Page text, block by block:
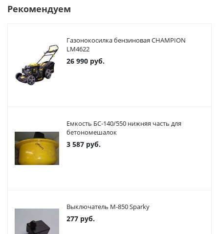
Рекомендуем
Газонокосилка бензиновая CHAMPION
LM4622
26 990 руб.
Емкость БС-140/550 нижняя часть для
бетономешалок
3 587 руб.
Выключатель М-850 Sparky
277 руб.